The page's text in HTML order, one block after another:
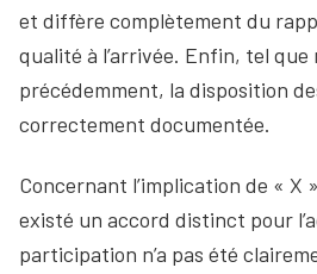
et diffère complètement du
qualité à l’arrivée. Enfin, tel que
précédemment, la disposition
correctement documentée.
Concernant l’implication de « X
existé un accord distinct pour
participation n’a pas été